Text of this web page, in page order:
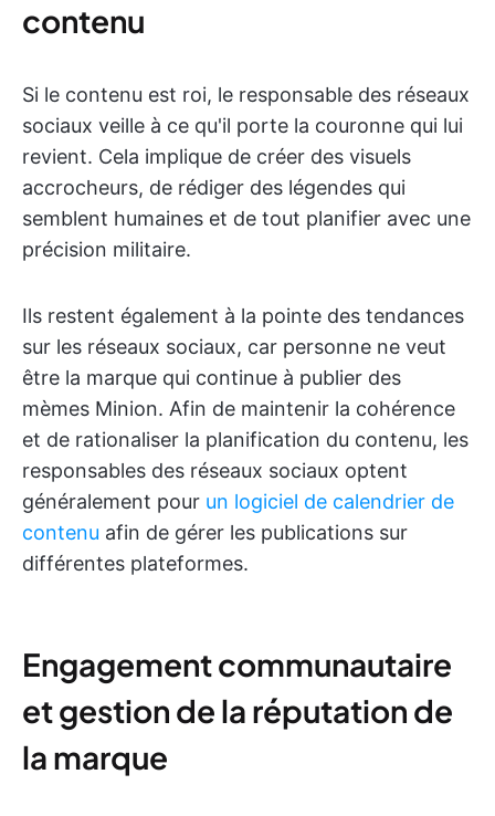
contenu
Si le contenu est roi, le responsable des réseaux
sociaux veille à ce qu'il porte la couronne qui lui
revient. Cela implique de créer des visuels
accrocheurs, de rédiger des légendes qui
semblent humaines et de tout planifier avec une
précision militaire.
Ils restent également à la pointe des tendances
sur les réseaux sociaux, car personne ne veut
être la marque qui continue à publier des
mèmes Minion. Afin de maintenir la cohérence
et de rationaliser la planification du contenu, les
responsables des réseaux sociaux optent
généralement pour un logiciel de calendrier de
contenu afin de gérer les publications sur
différentes plateformes.
Engagement communautaire
et gestion de la réputation de
la marque